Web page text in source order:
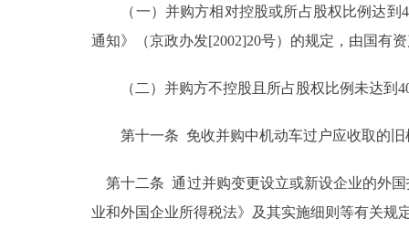
（一）并购方相对控股或所占股权比例达到
通知》（京政办发[2002]20号）的规定，由国有
（二）并购方不控股且所占股权比例未达到
第十一条 免收并购中机动车过户应收取的旧
第十二条 通过并购变更设立或新设企业的外国
业和外国企业所得税法》及其实施细则等有关规